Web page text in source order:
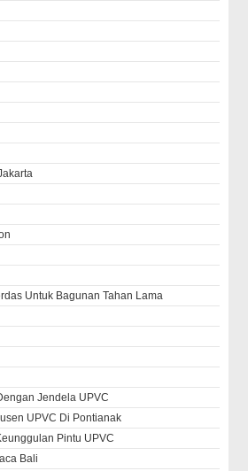
Untuk Bagunan Tahan Lama
Jendela UPVC
UPVC Di Pontianak
Pintu UPVC
Bali